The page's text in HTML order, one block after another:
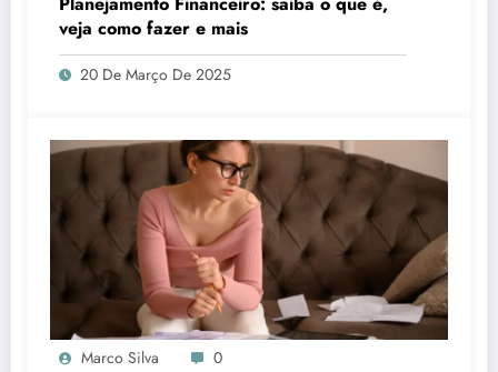
veja como fazer e mais
20 De Março De 2025
Marco Silva 0